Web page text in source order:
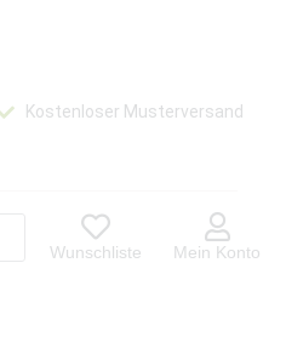
Kostenloser Musterversand
Wunschliste Mein Konto